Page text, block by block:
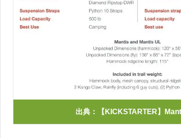
出典： 【KICKSTARTER】